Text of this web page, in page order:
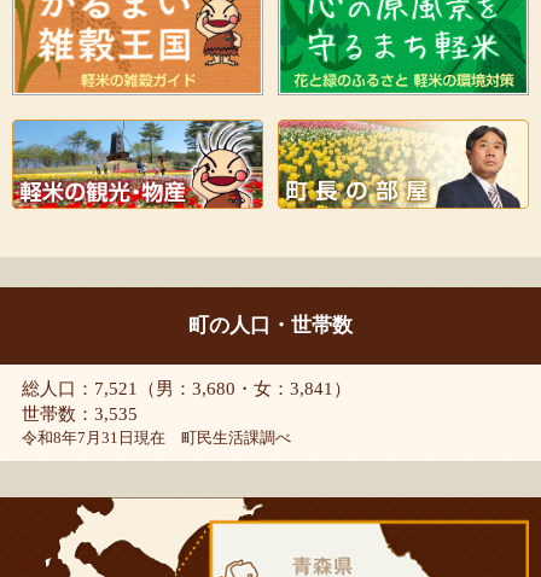
町の人口・世帯数
総人口：7,521（男：3,680・女：3,841）
世帯数：3,535
令和8年7月31日現在 町民生活課調べ